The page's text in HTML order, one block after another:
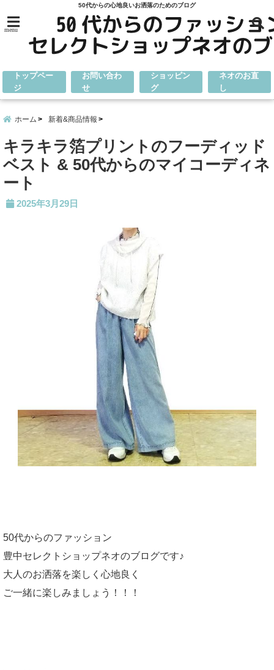
50代からの心地良いお洒落のためのブログ
menu
トップペー
ジ
お問い合わ
せ
ショッピン
グ
ネオのお直
し
ホーム 新着&商品情報
キラキラ箔プリントのフーディッド
ベスト & 50代からのマイコーディネ
ート
2025年3月29日
50代からのファッション
豊中セレクトショップネオのブログです♪
大人のお洒落を楽しく心地良く
ご一緒に楽しみましょう！！！